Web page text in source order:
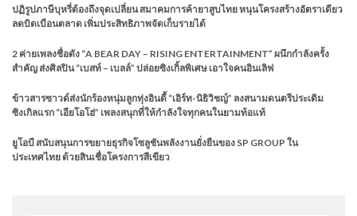
ปฏิรูปภาษีบุหรี่ต้องถึงจุดเปลี่ยน สมาคมการค้ายาสูบไทย หนุนโครงสร้างอัตราเดียว
ลดบิดเบือนตลาด เพิ่มประสิทธิภาพจัดเก็บรายได้
2 ค่ายเพลงชื่อดัง “A BEAR DAY – RISING ENTERTAINMENT” ผนึกกำลังครั้ง
สำคัญ ส่งศิลปิน “เบสท์ – เบลล์” ปล่อยซิงเกิ้ลพิเศษ เอาใจคนอินเลิฟ
ข้าวสารซาวด์ส่งนักร้องหนุ่มลูกทุ่งอินดี้ “เอิร์ท-นิธิวิชญ์” ลงสนามดนตรีประเดิม
ซิงเกิลแรก “เอียโอโฮ่” เพลงสนุกที่ให้กำลังใจทุกคนในยามท้อแท้
ยูโอบี สนับสนุนการขยายธุรกิจโซลูชันพลังงานยั่งยืนของ SP GROUP ใน
ประเทศไทย ด้วยสินเชื่อโครงการสีเขียว